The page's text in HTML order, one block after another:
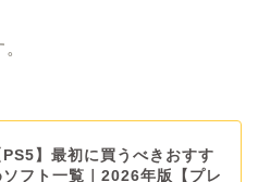
PS5】最初に買うべきおすす
ソフト一覧｜2026年版【プレ